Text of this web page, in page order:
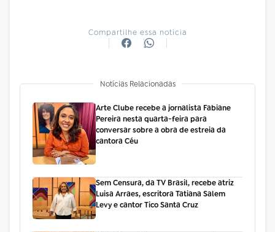
Compartilhe essa notícia
Notícias Relacionadas
Arte Clube recebe a jornalista Fabiane
Pereira nesta quarta-feira para
conversar sobre a obra de estreia da
cantora Céu
Sem Censura, da TV Brasil, recebe atriz
Luisa Arraes, escritora Tatiana Salem
Levy e cantor Tico Santa Cruz